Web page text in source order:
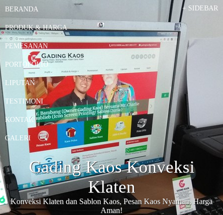
BERANDA
PRODUK & HARGA
PEMESANAN
PORTOFOLIO
LIPUTAN
TESTIMONI
KONTAK
GALERI
Gading Kaos Konveksi
Klaten
Konveksi Klaten dan Sablon Kaos, Pesan Kaos Nyaman, Harga
Aman!
+ SIDEBAR